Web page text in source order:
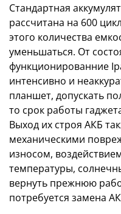
Стандартная
рассчитана на 600
этого количества
уменьшаться. От
функционированние
интенсивно и
планшет, допускать
то срок работы
Выход их строя АКБ
механическими
износом,
температуры,
вернуть прежнюю
потребуется замена